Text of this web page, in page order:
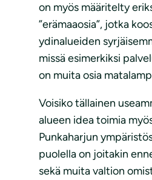
on myös määritelty
”erämaaosia”, jotka
ydinalueiden
missä esimerkiksi
on muita osia
Voisiko tällainen
alueen idea toimia
Punkaharjun
puolella on joitakin
sekä muita valtion